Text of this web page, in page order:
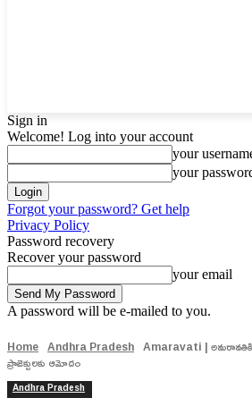
Sign in
Welcome! Log into your account
your
your
Forgot your password? Get help
Privacy Policy
Password recovery
Recover your password
your email
A password will be e-mailed to you.
Home Andhra Pradesh Amaravati | అమరావతికి
ప్రాజెక్టులకు ఆమోదం
Andhra Pradesh